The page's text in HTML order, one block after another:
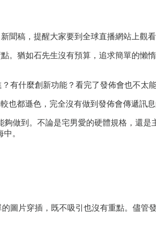
聞稿，提醒大家要到全球直播網站上觀看
。猶如石先生沒有預算，追求簡單的懶惰
有什麼創新功能？看完了發佈會也不太能
也都遜色，完全沒有做到發佈會傳遞訊息
做到。不論是宅男愛的硬體規格，還
。
圖片穿插，既不吸引也沒有重點。儘管